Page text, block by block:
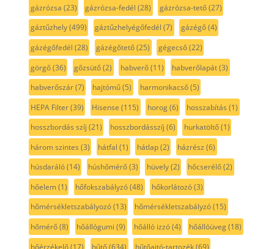
gázrózsa (23) gázrózsa-fedél (28) gázrózsa-tető(27)
gáztűzhely(499) gáztűzhelyégőfedél (7) gázégő(4)
gázégőfedél (28) gázégőtető(25) gégecső(22)
görgő(36) gőzsütő(2) habverő(11) habverőlapát(3)
habverőszár(7) hajtómű(5) harmonikacső(5)
HEPA Filter(39) Hisense (115) horog(6) hosszabítás (1)
hosszbordás szíj (21) hosszbordásszíj (6) hurkatöltő(1)
három szintes (3) hátfal (1) hátlap(2) házrész (6)
húsdaráló(14) húshőmérő(3) hüvely(2) hőcserélő(2)
hőelem(1) hőfokszabályzó(48) hőkorlátozó(3)
hőmérsékletszabályozó(13) hőmérsékletszabályzó(15)
hőmérő(8) hőállógumi (9) hőálló izzó(4) hőállóüveg(18)
hőérzékelő(17) hűtő(634) hűtőajtó-tartozék(69)